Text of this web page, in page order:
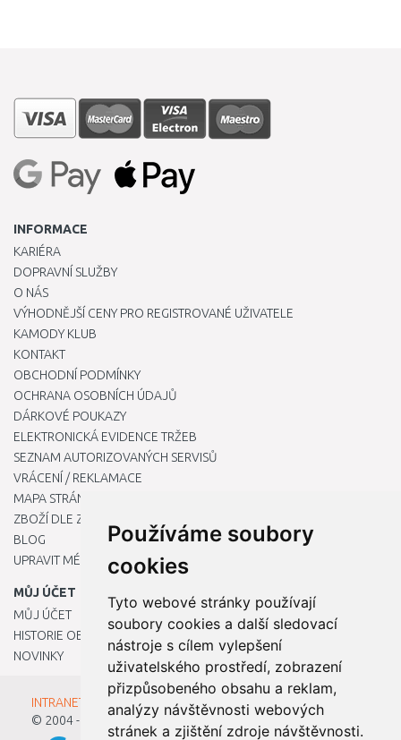
Používáme soubory
cookies
Tyto webové stránky používají
soubory cookies a další sledovací
nástroje s cílem vylepšení
uživatelského prostředí, zobrazení
přizpůsobeného obsahu a reklam,
analýzy návštěvnosti webových
stránek a zjištění zdroje návštěvnosti.
INFORMACE
KARIÉRA
DOPRAVNÍ SLUŽBY
O NÁS
VÝHODNĚJŠÍ CENY PRO REGISTROVANÉ UŽIVATELE
KAMODY KLUB
KONTAKT
OBCHODNÍ PODMÍNKY
OCHRANA OSOBNÍCH ÚDAJŮ
DÁRKOVÉ POUKAZY
ELEKTRONICKÁ EVIDENCE TRŽEB
SEZNAM AUTORIZOVANÝCH SERVISŮ
VRÁCENÍ / REKLAMACE
MAPA STRÁNKY
ZBOŽÍ DLE ZNAČEK
BLOG
UPRAVIT MÉ PŘEDVOLBY COOKIES
MŮJ ÚČET
MŮJ ÚČET
HISTORIE OBJEDNÁVEK
NOVINKY
INTRANET - Přihlášení pro zaměstnance
© 2004 - 2026
Kamody s.r.o.